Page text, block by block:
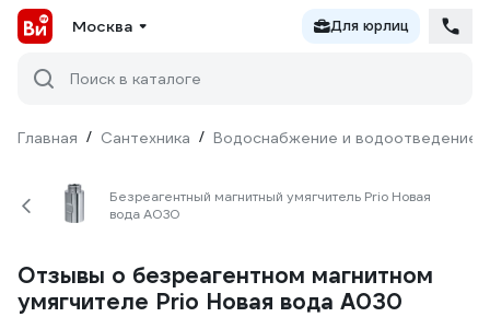
Москва Для юрлиц
Поиск в каталоге
Главная / Сантехника / Водоснабжение и водоотведение
Безреагентный магнитный умягчитель Prio Новая
вода A030
Отзывы о безреагентном магнитном
умягчителе Prio Новая вода A030